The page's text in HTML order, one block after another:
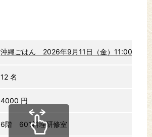
沖縄ごはん 2026年9月11日（金）11:00～
12 名
4000 円
6階 601料理研修室